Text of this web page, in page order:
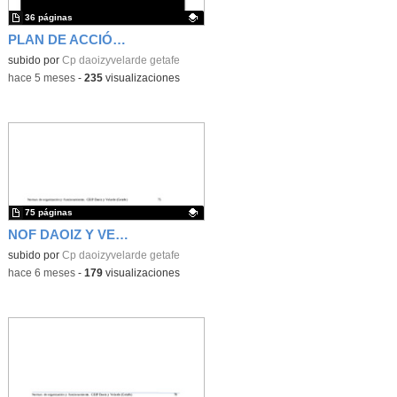
PLAN DE ACCIÓN TUTORIAL
Contenido educativo.
subido por Cp daoizyvelarde getafe
36 páginas
-hace 5 meses- 235visualizaciones
NOF DAOIZ Y VELARDE
Contenido educativo.
subido por Cp daoizyvelarde getafe
75 páginas
-hace 6 meses- 179visualizaciones